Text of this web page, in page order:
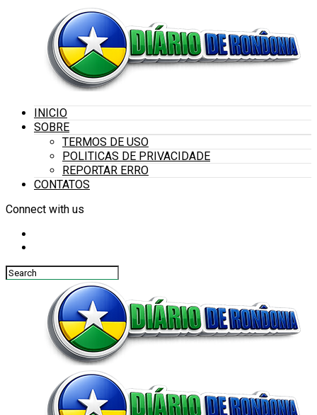
INICIO
SOBRE
TERMOS DE USO
POLITICAS DE PRIVACIDADE
REPORTAR ERRO
CONTATOS
Connect with us